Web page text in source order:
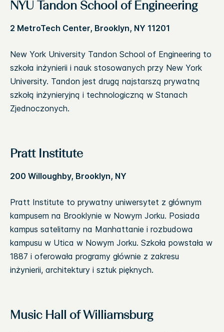
NYU Tandon School of Engineering
2 MetroTech Center, Brooklyn, NY 11201
New York University Tandon School of Engineering to
szkoła inżynierii i nauk stosowanych przy New York
University. Tandon jest drugą najstarszą prywatną
szkołą inżynieryjną i technologiczną w Stanach
Zjednoczonych.
Pratt Institute
200 Willoughby, Brooklyn, NY
Pratt Institute to prywatny uniwersytet z głównym
kampusem na Brooklynie w Nowym Jorku. Posiada
kampus satelitarny na Manhattanie i rozbudowa
kampusu w Utica w Nowym Jorku. Szkoła powstała w
1887 i oferowała programy głównie z zakresu
inżynierii, architektury i sztuk pięknych.
Music Hall of Williamsburg